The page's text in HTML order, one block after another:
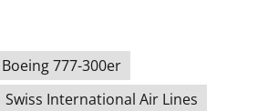
Boeing 777-300er
Swiss International Air Lines